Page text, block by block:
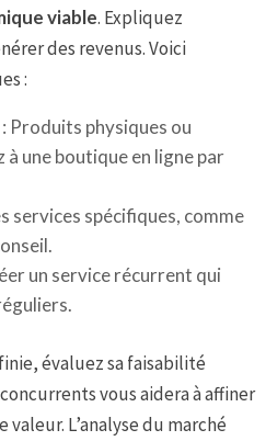
viable. Expliquez
des revenus. Voici
:
: Produits physiques ou
à une boutique en ligne par
services spécifiques, comme
un service récurrent qui
évaluez sa faisabilité
vous aidera à affiner
L’analyse du marché